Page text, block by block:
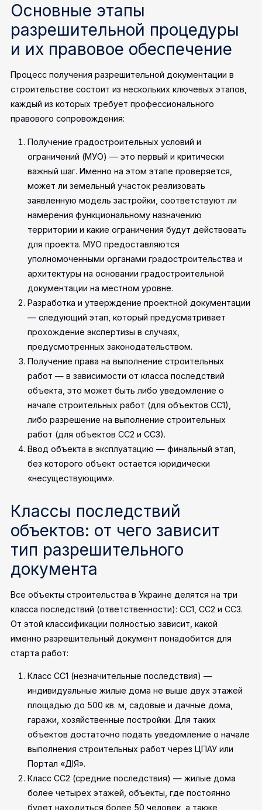
Основные этапы
разрешительной процедуры
и их правовое обеспечение
Процесс получения разрешительной документации в
строительстве состоит из нескольких ключевых этапов,
каждый из которых требует профессионального
правового сопровождения:
Получение градостроительных условий и
ограничений (МУО) — это первый и критически
важный шаг. Именно на этом этапе проверяется,
может ли земельный участок реализовать
заявленную модель застройки, соответствуют ли
намерения функциональному назначению
территории и какие ограничения будут действовать
для проекта. МУО предоставляются
уполномоченными органами градостроительства и
архитектуры на основании градостроительной
документации на местном уровне.
Разработка и утверждение проектной документации
— следующий этап, который предусматривает
прохождение экспертизы в случаях,
предусмотренных законодательством.
Получение права на выполнение строительных
работ — в зависимости от класса последствий
объекта, это может быть либо уведомление о
начале строительных работ (для объектов СС1),
либо разрешение на выполнение строительных
работ (для объектов СС2 и СС3).
Ввод объекта в эксплуатацию — финальный этап,
без которого объект остается юридически
«несуществующим».
Классы последствий
объектов: от чего зависит
тип разрешительного
документа
Все объекты строительства в Украине делятся на три
класса последствий (ответственности): СС1, СС2 и СС3.
От этой классификации полностью зависит, какой
именно разрешительный документ понадобится для
старта работ:
Класс СС1 (незначительные последствия) —
индивидуальные жилые дома не выше двух этажей
площадью до 500 кв. м, садовые и дачные дома,
гаражи, хозяйственные постройки. Для таких
объектов достаточно подать уведомление о начале
выполнения строительных работ через ЦПАУ или
Портал «ДІЯ».
Класс СС2 (средние последствия) — жилые дома
более четырех этажей, объекты, где постоянно
будет находиться более 50 человек, а также